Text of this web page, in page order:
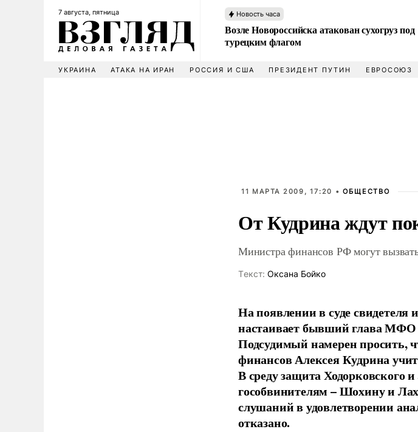
7 августа, пятница Новость часа
Возле Новороссийска атакован сухогруз под
турецким флагом
УКРАИНА АТАКА НА ИРАН РОССИЯ И США ПРЕЗИДЕНТ ПУТИН ЕВРОСОЮЗ
11 МАРТА 2009, 17:20 •ОБЩЕСТВО
От Кудрина ждут
Министра финансов РФ могут
Tекст: Оксана Бойко
На появлении в суде свидетеля
настаивает бывший глава
Подсудимый намерен просить,
финансов Алексея Кудрина
В среду защита Ходорковского
гособвинителям – Шохину и
слушаний в удовлетворении
отказано.